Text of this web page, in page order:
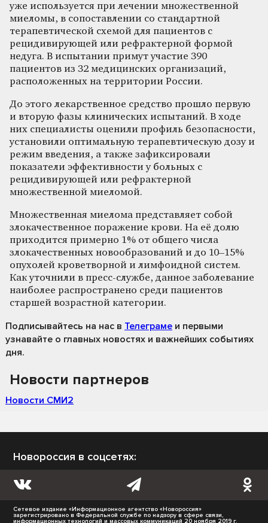
уже используется при лечении множественной
миеломы, в сопоставлении со стандартной
терапевтической схемой для пациентов с
рецидивирующей или рефрактерной формой
недуга. В испытании примут участие 390
пациентов из 32 медицинских организаций,
расположенных на территории России.
До этого лекарственное средство прошло первую
и вторую фазы клинических испытаний. В ходе
них специалисты оценили профиль безопасности,
установили оптимальную терапевтическую дозу и
режим введения, а также зафиксировали
показатели эффективности у больных с
рецидивирующей или рефрактерной
множественной миеломой.
Множественная миелома представляет собой
злокачественное поражение крови. На её долю
приходится примерно 1% от общего числа
злокачественных новообразований и до 10–15%
опухолей кроветворной и лимфоидной систем.
Как уточнили в пресс-службе, данное заболевание
наиболее распространено среди пациентов
старшей возрастной категории.
Подписывайтесь на нас в Телеграме и первыми
узнавайте о главных новостях и важнейших событиях
дня.
Новости партнеров
Новости СМИ2
Новороссия в соцсетях:
Сетевое издание «Информационное агентство «Новороссия»
зарегистрировано в Федеральной службе по надзору в сфере связи,
информационных технологий и массовых коммуникаций 20 ноября 2019 г.